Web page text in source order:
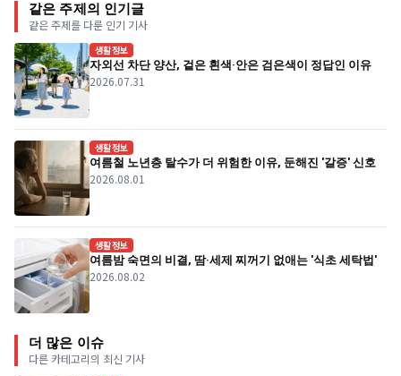
같은 주제의 인기글
같은 주제를 다룬 인기 기사
생활정보
자외선 차단 양산, 겉은 흰색·안은 검은색이 정답인 이유
2026.07.31
생활정보
여름철 노년층 탈수가 더 위험한 이유, 둔해진 '갈증' 신호
2026.08.01
생활정보
여름밤 숙면의 비결, 땀·세제 찌꺼기 없애는 '식초 세탁법'
2026.08.02
더 많은 이슈
다른 카테고리의 최신 기사